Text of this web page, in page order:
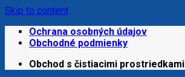
Skip to content
Ochrana osobných údajov
Obchodné podmienky
Obchod s čistiacimi prostriedkami